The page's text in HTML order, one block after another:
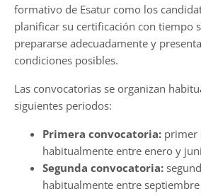
formativo de Esatur como los
planificar su certificación con tiempo
prepararse adecuadamente y
condiciones posibles.
Las convocatorias se organizan
siguientes periodos:
Primera convocatoria: primer
habitualmente entre enero y
Segunda convocatoria:
habitualmente entre